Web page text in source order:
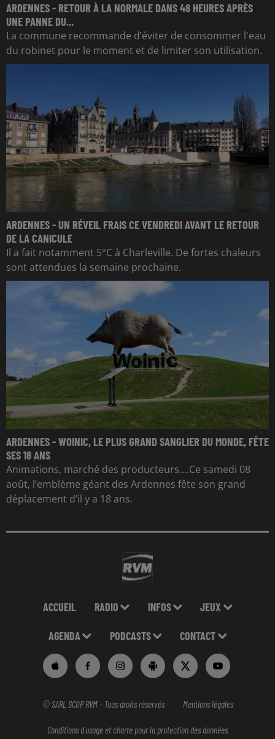
ARDENNES - RETOUR À LA NORMALE DANS 48 HEURES APRÈS
UNE PANNE DU...
La commune recommande d’éviter de consommer l'eau
du robinet pour le moment et de limiter son utilisation.
ARDENNES - UN RÉVEIL FRAIS CE VENDREDI AVANT LE RETOUR
DE LA CANICULE
Il a fait notamment 5°C à Charleville. De fortes chaleurs
sont attendues la semaine prochaine.
ARDENNES - WOINIC, LE PLUS GRAND SANGLIER DU MONDE, FÊTE
SES 18 ANS
Animations, marché des producteurs....Ce samedi 08
août, l’emblème géant des Ardennes fête son grand
déplacement d’il y a 18 ans.
ACCUEIL RADIO INFOS JEUX
AGENDA PODCASTS CONTACT
© SARL SCOP RVM - Tous droits réservés Mentions légales
Conditions d'usage et charte pour la protection des données